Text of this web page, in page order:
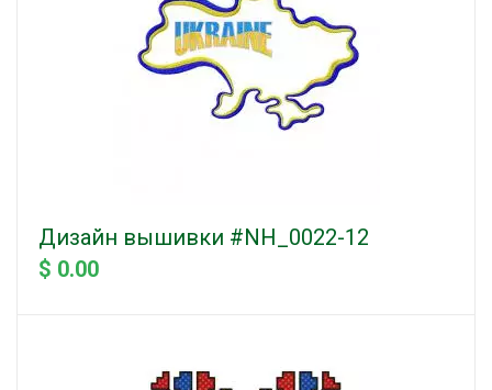
Дизайн вышивки #NH_0022-12
$ 0.00